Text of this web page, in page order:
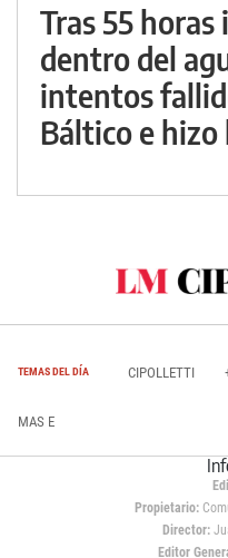
Tras 55
dentro del
intentos
Báltico e
TEMAS DEL DÍA CIPOLLETTI
MAS E
Propietario:
Director:
Editor